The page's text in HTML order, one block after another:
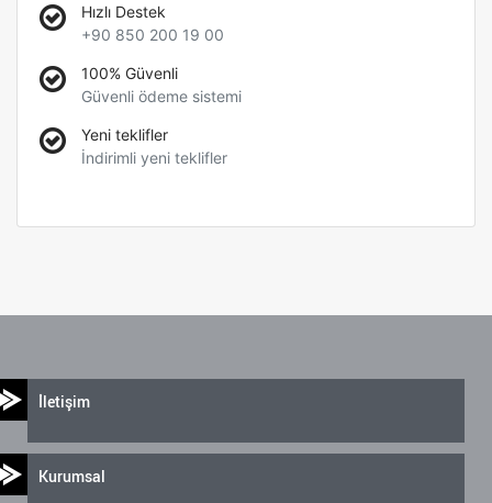
Hızlı Destek
+90 850 200 19 00
100% Güvenli
Güvenli ödeme sistemi
Yeni teklifler
İndirimli yeni teklifler
İletişim
Kurumsal